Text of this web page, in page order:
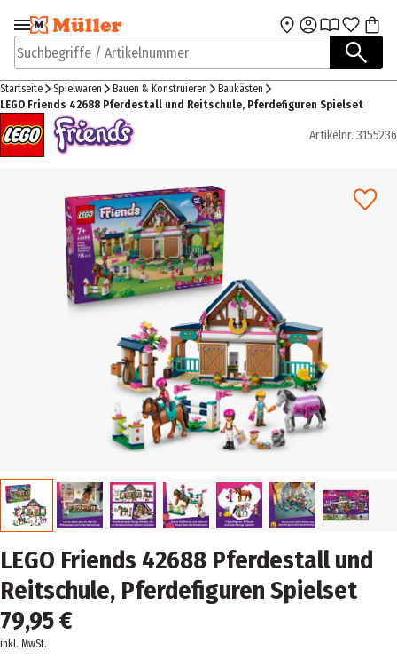
Zur Navigation
springen
Zum Hauptinhalt
Suchbegriffe / Artikelnummer
Startseite Spielwaren Bauen & Konstruieren
Baukästen
LEGO Friends 42688 Pferdestall und Reitschule, Pferdefiguren Spielset
Artikelnr. 3155236
LEGO Friends 42688 Pferdestall und
Reitschule, Pferdefiguren Spielset
79,95 €
inkl. MwSt.